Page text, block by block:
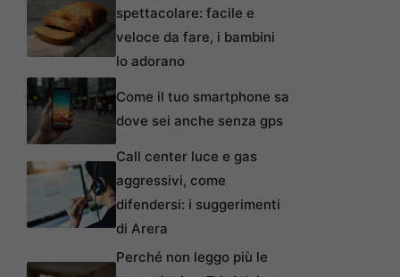
spettacolare: facile e
veloce da fare, i bambini
lo adorano
Come il tuo smartphone sa
dove sei anche senza gps
Call center luce e gas
aggressivi, come
difendersi: i suggerimenti
di Arera
Perché non leggo più le